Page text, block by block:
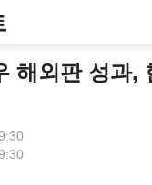
해외판 성과,